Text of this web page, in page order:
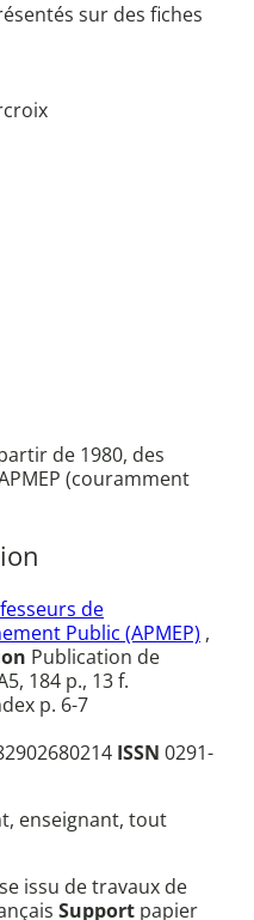
sur des fiches
de 1980, des
(couramment
de
Public (APMEP) ,
Publication de
184 p., 13 f.
p. 6-7
ISSN 0291-
enseignant, tout
issu de travaux de
Support papier